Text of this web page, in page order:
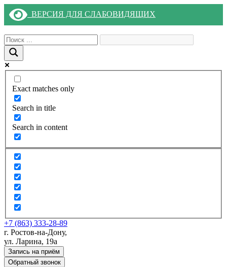
ВЕРСИЯ ДЛЯ СЛАБОВИДЯЩИХ
Exact matches only
Search in title
Search in content
+7 (863) 333-28-89
г. Ростов-на-Дону,
ул. Ларина, 19а
Запись на приём
Обратный звонок